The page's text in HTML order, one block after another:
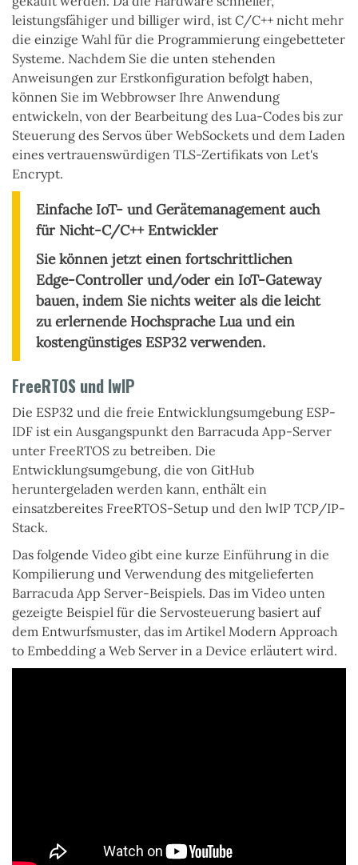
leistungsfähiger und billiger wird, ist C/C++ nicht mehr
die einzige Wahl für die Programmierung eingebetteter
Systeme. Nachdem Sie die unten stehenden
Anweisungen zur Erstkonfiguration befolgt haben,
können Sie im Webbrowser Ihre Anwendung
entwickeln, von der Bearbeitung des Lua-Codes bis zur
Steuerung des Servos über WebSockets und dem Laden
eines vertrauenswürdigen TLS-Zertifikats von Let's
Encrypt.
Einfache IoT- und Gerätemanagement auch
für Nicht-C/C++ Entwickler
Sie können jetzt einen fortschrittlichen
Edge-Controller und/oder ein IoT-Gateway
bauen, indem Sie nichts weiter als die leicht
zu erlernende Hochsprache Lua und ein
kostengünstiges ESP32 verwenden.
FreeRTOS und lwIP
Die ESP32 und die freie Entwicklungsumgebung ESP-
IDF ist ein Ausgangspunkt den Barracuda App-Server
unter FreeRTOS zu betreiben. Die
Entwicklungsumgebung, die von GitHub
heruntergeladen werden kann, enthält ein
einsatzbereites FreeRTOS-Setup und den lwIP TCP/IP-
Stack.
Das folgende Video gibt eine kurze Einführung in die
Kompilierung und Verwendung des mitgelieferten
Barracuda App Server-Beispiels. Das im Video unten
gezeigte Beispiel für die Servosteuerung basiert auf
dem Entwurfsmuster, das im Artikel Modern Approach
to Embedding a Web Server in a Device erläutert wird.